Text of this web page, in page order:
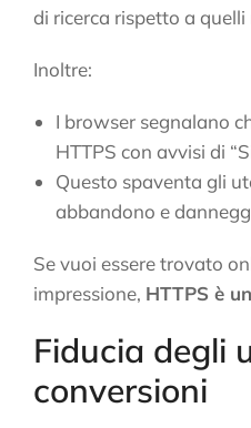
di ricerca rispetto a quelli
Inoltre:
I browser segnalano
HTTPS con avvisi di
Questo spaventa gli
abbandono e
Se vuoi essere trovato
impressione, HTTPS è
Fiducia degli
conversioni